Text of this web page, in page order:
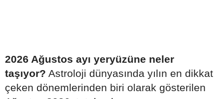
2026 Ağustos ayı yeryüzüne neler
taşıyor? Astroloji dünyasında yılın en dikkat
çeken dönemlerinden biri olarak gösterilen